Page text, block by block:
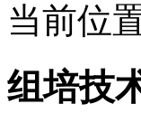
当前位
组培技